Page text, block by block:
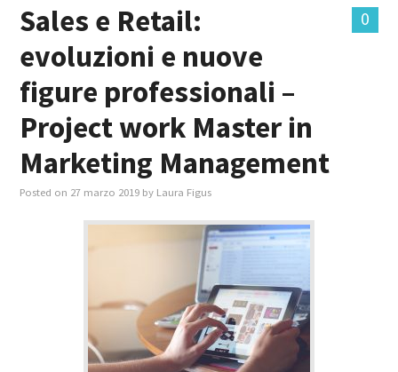
0
Sales e Retail:
evoluzioni e nuove
figure professionali –
Project work Master in
Marketing Management
Posted on 27 marzo 2019 by Laura Figus